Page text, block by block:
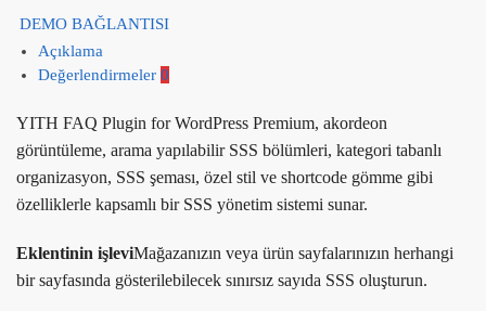
DEMO BAĞLANTISI
Açıklama
Değerlendirmeler 0
YITH FAQ Plugin for WordPress Premium, akordeon
görüntüleme, arama yapılabilir SSS bölümleri, kategori tabanlı
organizasyon, SSS şeması, özel stil ve shortcode gömme gibi
özelliklerle kapsamlı bir SSS yönetim sistemi sunar.
Eklentinin işleviMağazanızın veya ürün sayfalarınızın herhangi
bir sayfasında gösterilebilecek sınırsız sayıda SSS oluşturun.